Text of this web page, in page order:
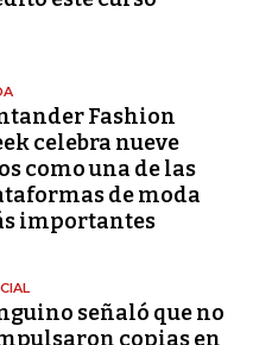
Fashion
celebra nueve
como una de las
de moda
importantes
señaló que no
copias en